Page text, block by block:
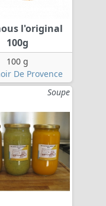
l'original
100g
100 g
De Provence
Soupe